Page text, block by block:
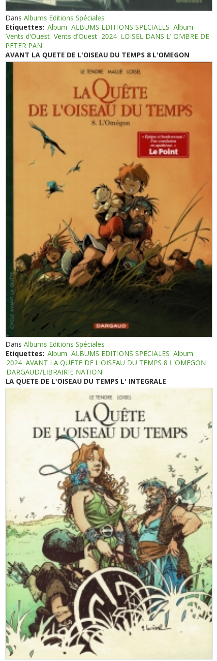
DansAlbums Editions Spéciales
Etiquettes: Album ALBUMS EDITIONS SPECIALES Album
Vents d'Ouest Vents d'Ouest 2024 LOISEL DANS L' OMBRE DE
PETER PAN
AVANT LA QUETE DE L'OISEAU DU TEMPS 8 L'OMEGON
DansAlbums Editions Spéciales
Etiquettes: Album ALBUMS EDITIONS SPECIALES Album
2024 AVANT LA QUETE DE L'OISEAU DU TEMPS 8 L'OMEGON
DARGAUD/LIBRAIRIE NATION
LA QUETE DE L'OISEAU DU TEMPS L' INTEGRALE